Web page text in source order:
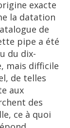
exacte
la datation
de
pipe a été
du dix-
, mais difficile
, de telles
aux
des
, ce à quoi